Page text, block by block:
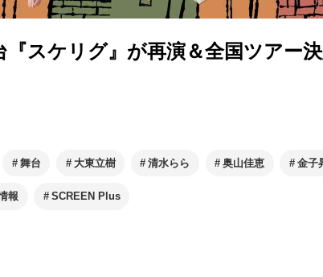
『スケリグ』が再演＆全国ツアー
舞台 大東立樹 清水らら 奥山佳恵 金子
報 SCREEN Plus